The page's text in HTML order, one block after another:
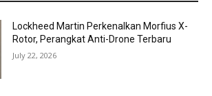
Lockheed Martin Perkenalkan Morfius X-
Rotor, Perangkat Anti-Drone Terbaru
July 22, 2026